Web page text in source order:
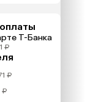
Т-Банка
₽
₽
₽